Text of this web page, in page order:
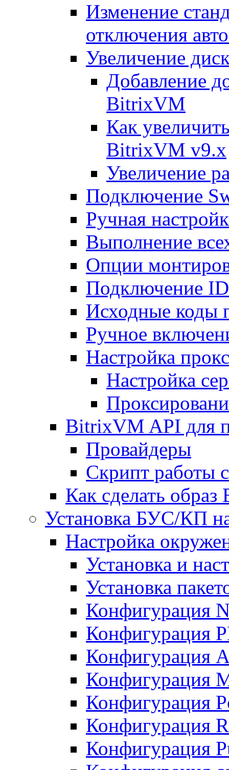
Изменение
отключения
Увеличение
Добавление
BitrixVM
Как
BitrixVM v9.x
Увеличение
Подключение
Ручная
Выполнение
Опции
Подключение
Исходные коды
Ручное
Настройка
Настройка
BitrixVM API для
Провайдеры
Скрипт работы
Как сделать
Установка БУС/КП
Настройка
Установка и
Установка
Конфигурация
Конфигурация
Конфигурация
Конфигурация
Конфигурация
Конфигурация
Конфигурация